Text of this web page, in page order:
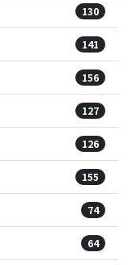
130
141
156
127
126
155
74
64